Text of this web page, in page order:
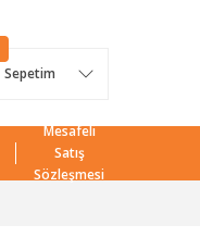
Sepetim
Mesafeli
Satış
Sözleşmesi